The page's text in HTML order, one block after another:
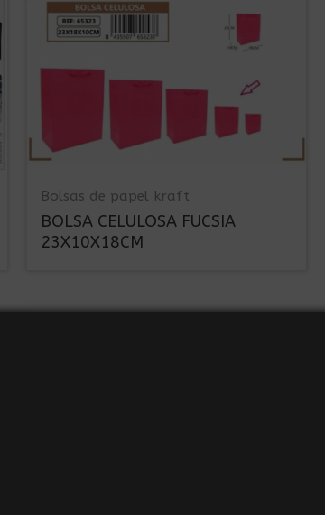
Bolsas de papel kraft
BOLSA CELULOSA FUCSIA
23X10X18CM